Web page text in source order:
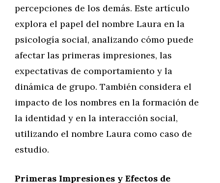
percepciones de los demás. Este artículo
explora el papel del nombre Laura en la
psicología social, analizando cómo puede
afectar las primeras impresiones, las
expectativas de comportamiento y la
dinámica de grupo. También considera el
impacto de los nombres en la formación de
la identidad y en la interacción social,
utilizando el nombre Laura como caso de
estudio.
Primeras Impresiones y Efectos de